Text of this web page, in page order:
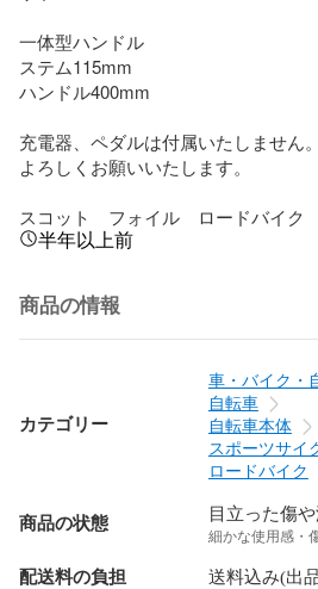
一体型ハンドル
ステム115mm
ハンドル400mm
充電器、ペダルは付属いたしません。
よろしくお願いいたします。
スコット　フォイル　ロードバイク
半年以上前
商品の情報
カテゴリー
車・バイク・
自転車
自転車本体
スポーツサイ
ロードバイク
商品の状態 目立った傷
細かな使用感・
配送料の負担 送料込み(出